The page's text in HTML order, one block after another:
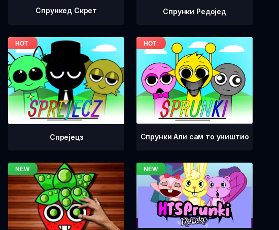
Спрункед Скрет Спрунки Редоjед
Спрејецз Спрунки Али сам то уништио